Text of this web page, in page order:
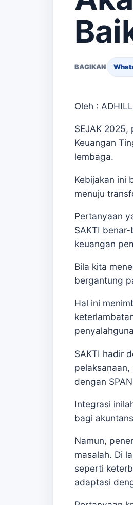
BAGIKAN
Oleh :
SEJAK
Keuangan
lembaga.
Kebijakan ini
menuju
Pertanyaan
SAKTI
keuangan
Bila kita
bergantung
Hal ini
SAKTI hadir
dengan
Integrasi
bagi
Namun,
masalah. Di
seperti
adaptasi